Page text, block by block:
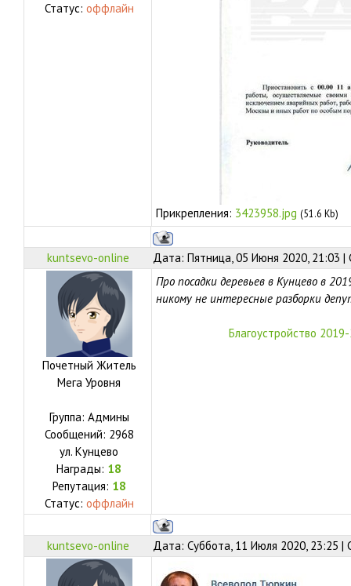
Статус: оффлайн
Прикрепления: 3423958.jpg (51.6 Kb)
kuntsevo-online Дата: Пятница, 05 Июня 2020, 21:03
Почетный Житель
Мега Уровня
Группа: Админы
Сообщений: 2968
ул. Кунцево
Награды: 18
Репутация: 18
Статус: оффлайн
Про посадки деревьев в Кунцево в
никому не интересные разборки
Благоустройство
kuntsevo-online Дата: Суббота, 11 Июля 2020, 23:25